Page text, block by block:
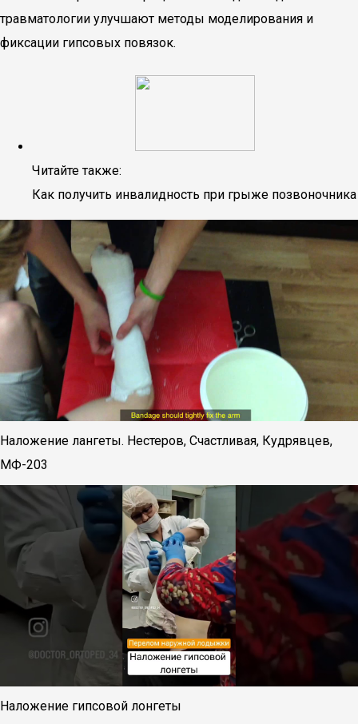
травматологии улучшают методы моделирования и
фиксации гипсовых повязок.
Читайте также:
Как получить инвалидность при грыже позвоночника
Наложение лангеты. Нестеров, Счастливая, Кудрявцев,
МФ-203
Наложение гипсовой лонгеты